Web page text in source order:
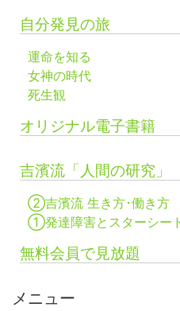
自分発見の旅
運命を知る
女神の時代
死生観
オリジナル電子書籍
吉濱流「人間の研究」
②吉濱流 生き方･働き方
①発達障害とスターシー
無料会員で見放題
メニュー